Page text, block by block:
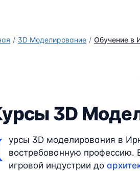
3D Моделирование Обучение в
3D
урсы 3D моделирования в
востребованную профессию.
игровой индустрии до